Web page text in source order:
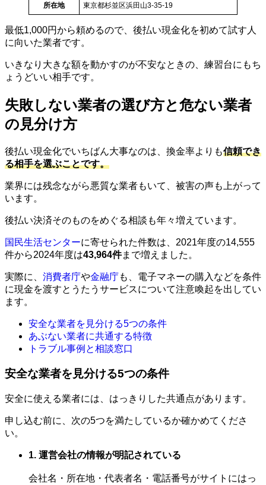
所在地 東京都杉並区浜田山3-35-19
最低1,000円から頼めるので、後払い現金化を初めて試す人
に向いた業者です。
いきなり大きな額を動かすのが不安なときの、練習台にもち
ょうどいい相手です。
失敗しない業者の選び方と危ない業者
の見分け方
後払い現金化でいちばん大事なのは、換金率よりも信頼でき
る相手を選ぶことです。
業界には残念ながら悪質な業者もいて、被害の声も上がって
います。
後払い決済そのものをめぐる相談も年々増えています。
国民生活センターに寄せられた件数は、2021年度の14,555
件から2024年度は43,964件まで増えました。
実際に、 消費者庁や金融庁も、電子マネーの購入などを条件
に現金を渡すとうたうサービスについて注意喚起を出してい
ます。
安全な業者を見分ける5つの条件
あぶない業者に共通する特徴
トラブル事例と相談窓口
安全な業者を見分ける5つの条件
安全に使える業者には、はっきりした共通点があります。
申し込む前に、次の5つを満たしているか確かめてくださ
い。
1. 運営会社の情報が明記されている
会社名・所在地・代表者名・電話番号がサイトにはっ